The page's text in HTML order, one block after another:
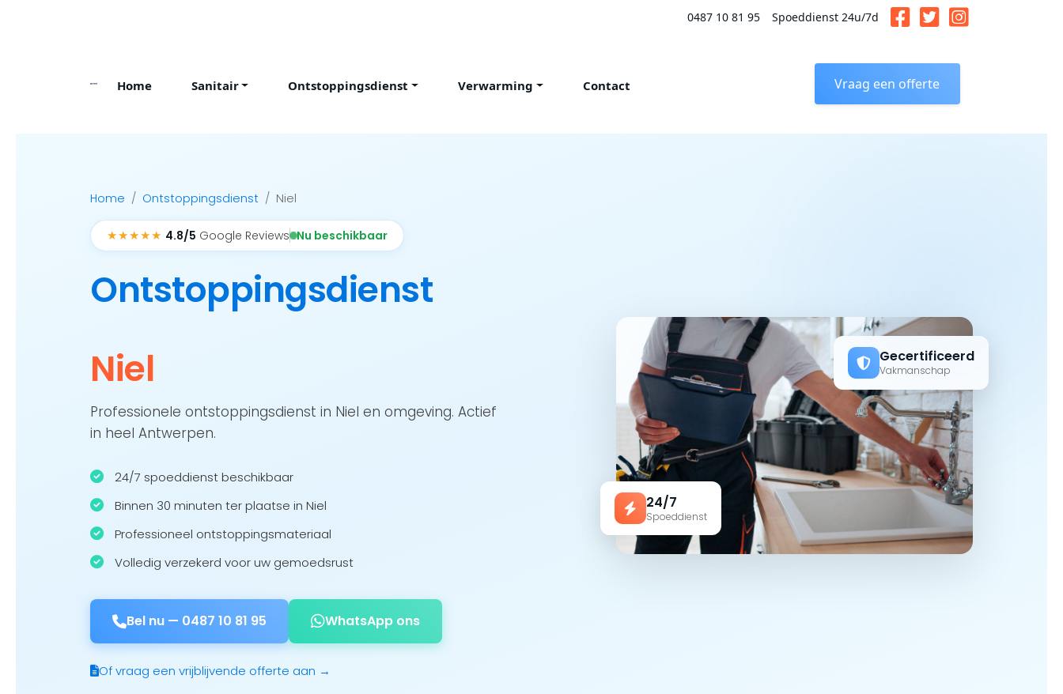
0487 10 81 95 Spoeddienst 24u/7d
Home Sanitair Ontstoppingsdienst Verwarming Contact Vraag een offerte
Home Ontstoppingsdienst Niel
★★★★★ 4.8/5 Google Reviews Nu beschikbaar
Ontstoppingsdienst
Niel
Professionele ontstoppingsdienst in Niel en omgeving. Actief
in heel Antwerpen.
24/7 spoeddienst beschikbaar
Binnen 30 minuten ter plaatse in Niel
Professioneel ontstoppingsmateriaal
Volledig verzekerd voor uw gemoedsrust
Bel nu — 0487 10 81 95 WhatsApp ons
Of vraag een vrijblijvende offerte aan →
24/7
Spoeddienst
Gecertificeerd
Vakmanschap